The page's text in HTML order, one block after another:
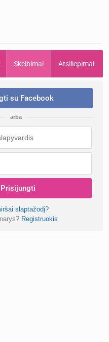
Skelbimai Atsiliepimai
su Facebook
arba
Prisijungti
slaptažodį?
Registruokis